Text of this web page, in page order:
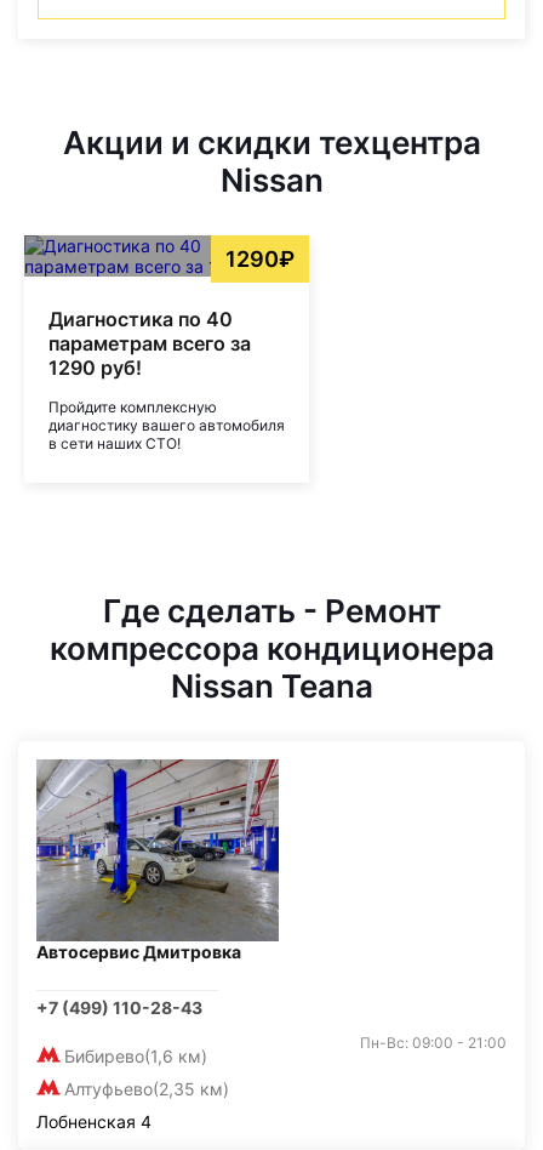
Акции и скидки техцентра
Nissan
1290₽
Диагностика по 40
параметрам всего за
1290 руб!
Пройдите комплексную
диагностику вашего автомобиля
в сети наших СТО!
Где сделать - Ремонт
компрессора кондиционера
Nissan Teana
Автосервис Дмитровка
+7 (499) 110-28-43
Бибирево(1,6 км)
Алтуфьево(2,35 км)
Пн-Вс: 09:00 - 21:00
Лобненская 4